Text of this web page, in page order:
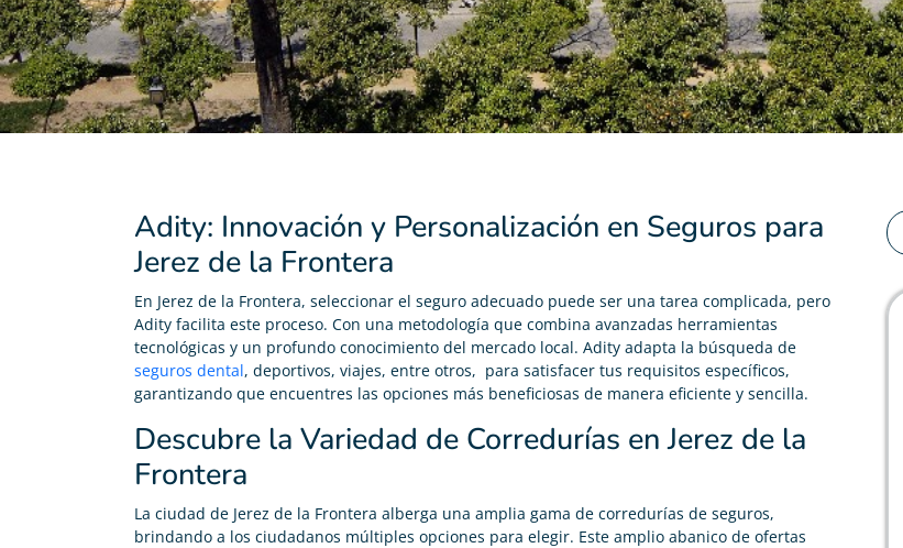
Adity: Innovación y Personalización en Seguros para
Jerez de la Frontera
En Jerez de la Frontera, seleccionar el seguro adecuado puede ser una tarea complicada, pero
Adity facilita este proceso. Con una metodología que combina avanzadas herramientas
tecnológicas y un profundo conocimiento del mercado local. Adity adapta la búsqueda de
seguros dental, deportivos, viajes, entre otros, para satisfacer tus requisitos específicos,
garantizando que encuentres las opciones más beneficiosas de manera eficiente y sencilla.
Descubre la Variedad de Corredurías en Jerez de la
Frontera
La ciudad de Jerez de la Frontera alberga una amplia gama de corredurías de seguros,
brindando a los ciudadanos múltiples opciones para elegir. Este amplio abanico de ofertas